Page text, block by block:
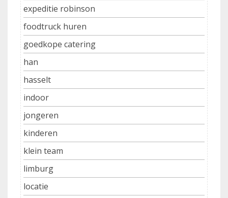
expeditie robinson
foodtruck huren
goedkope catering
han
hasselt
indoor
jongeren
kinderen
klein team
limburg
locatie